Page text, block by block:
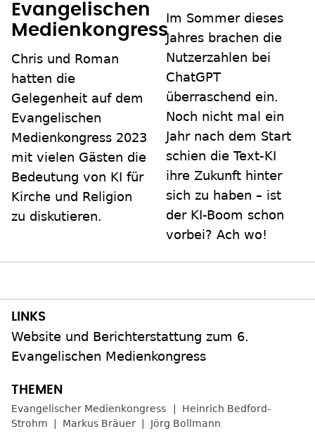
Evangelischen
Medienkongress
Chris und Roman
hatten die
Gelegenheit auf dem
Evangelischen
Medienkongress 2023
mit vielen Gästen die
Bedeutung von KI für
Kirche und Religion
zu diskutieren.
Im Sommer dieses
Jahres brachen die
Nutzerzahlen bei
ChatGPT
überraschend ein.
Noch nicht mal ein
Jahr nach dem Start
schien die Text-KI
ihre Zukunft hinter
sich zu haben – ist
der KI-Boom schon
vorbei? Ach wo!
Website und Berichterstattung zum 6.
Evangelischen Medienkongress
Evangelischer Medienkongress
Heinrich Bedford-
Strohm
Markus Bräuer Jörg Bollmann